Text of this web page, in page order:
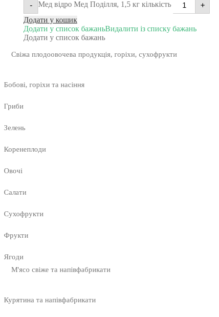
- Мед відро Мед Поділля, 1,5 кг кількість
+
Додати у кошик
Додати у список бажаньВидалити із списку бажань
Додати у список бажань
Свіжа плодоовочева продукція, горіхи, сухофрукти
Бобові, горіхи та насіння
Гриби
Зелень
Коренеплоди
Овочі
Салати
Сухофрукти
Фрукти
Ягоди
М'ясо свіже та напівфабрикати
Курятина та напівфабрикати